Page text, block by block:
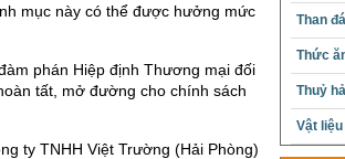
mục này có thể được hưởng mức
phán Hiệp định Thương mại đối
tất, mở đường cho chính sách
ty TNHH Việt Trường (Hải Phòng)
Than đá
Thức
Thuỷ
Vật